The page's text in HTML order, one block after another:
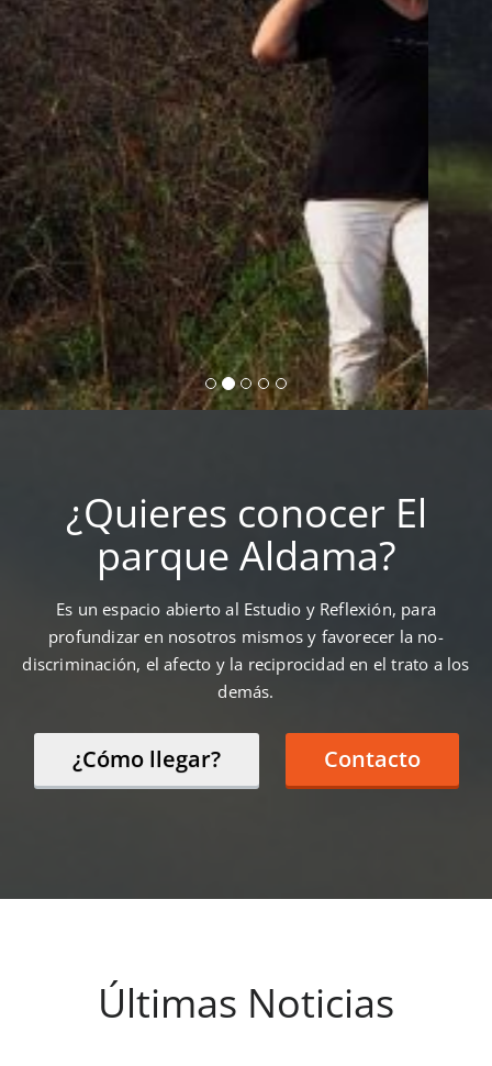
¿Quieres conocer El
parque Aldama?
Es un espacio abierto al Estudio y Reflexión, para
profundizar en nosotros mismos y favorecer la no-
discriminación, el afecto y la reciprocidad en el trato a los
demás.
¿Cómo llegar? Contacto
Últimas Noticias